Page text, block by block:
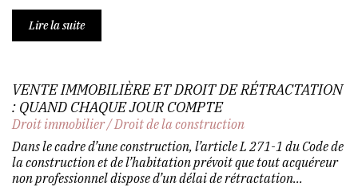
Lire la suite
VENTE IMMOBILIÈRE ET DROIT DE RÉTRACTATION
: QUAND CHAQUE JOUR COMPTE
Droit immobilier/Droit de la construction
Dans le cadre d’une construction, l’article L 271-1 du Code de
la construction et de l’habitation prévoit que tout acquéreur
non professionnel dispose d’un délai de rétractation...